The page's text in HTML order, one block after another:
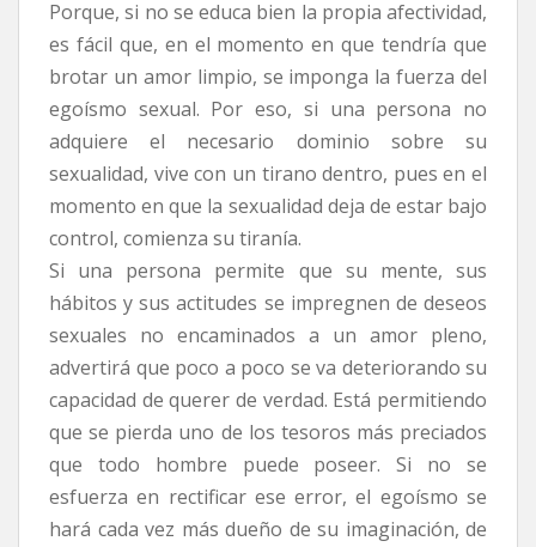
Porque, si no se educa bien la propia afectividad,
es fácil que, en el momento en que tendría que
brotar un amor limpio, se imponga la fuerza del
egoísmo sexual. Por eso, si una persona no
adquiere el necesario dominio sobre su
sexualidad, vive con un tirano dentro, pues en el
momento en que la sexualidad deja de estar bajo
control, comienza su tiranía.
Si una persona permite que su mente, sus
hábitos y sus actitudes se impregnen de deseos
sexuales no encaminados a un amor pleno,
advertirá que poco a poco se va deteriorando su
capacidad de querer de verdad. Está permitiendo
que se pierda uno de los tesoros más preciados
que todo hombre puede poseer. Si no se
esfuerza en rectificar ese error, el egoísmo se
hará cada vez más dueño de su imaginación, de